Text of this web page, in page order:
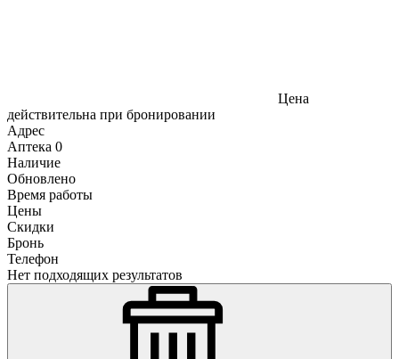
Цена
действительна при бронировании
Адрес
Аптека 0
Наличие
Обновлено
Время работы
Цены
Скидки
Бронь
Телефон
Нет подходящих результатов